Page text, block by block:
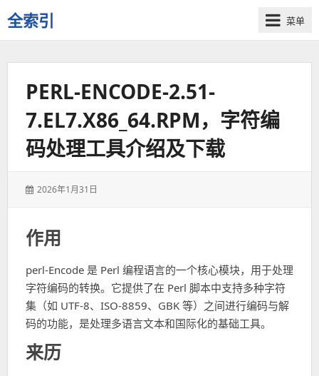
全索引
一
些
菜单
PERL-ENCODE-2.51-
7.EL7.X86_64.RPM，字符编
码处理工具介绍及下载
发
2026年1月31日
作用
perl-Encode 是 Perl 编程语言的一个核心模块，用于处理
字符编码的转换。它提供了在 Perl 脚本中支持多种字符
集（如 UTF-8、ISO-8859、GBK 等）之间进行编码与解
码的功能，是处理多语言文本和国际化的基础工具。
来历